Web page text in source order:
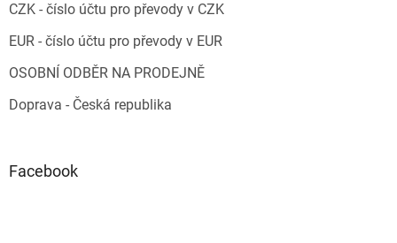
CZK - číslo účtu pro převody v CZK
EUR - číslo účtu pro převody v EUR
OSOBNÍ ODBĚR NA PRODEJNĚ
Doprava - Česká republika
Facebook